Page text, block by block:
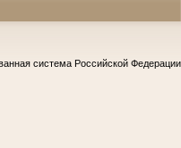
система Российской